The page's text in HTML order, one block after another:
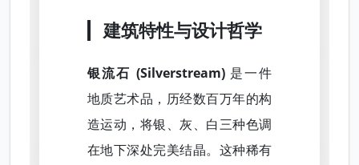
建筑特性与设计哲学
银流石 (Silverstream)是一件
地质艺术品，历经数百万年的构
造运动，将银、灰、白三种色调
在地下深处完美结晶。这种稀有